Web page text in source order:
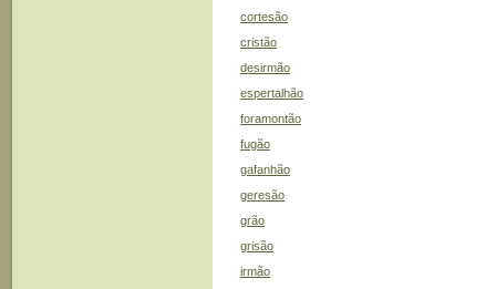
cortesão
cristão
desirmão
espertalhão
foramontão
fugão
gafanhão
geresão
grão
grisão
irmão